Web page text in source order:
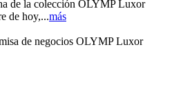
de la colección OLYMP Luxor
de hoy,...más
de negocios OLYMP Luxor